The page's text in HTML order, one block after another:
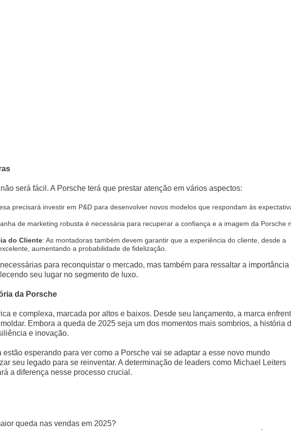
será fácil. A Porsche terá que prestar atenção em vários aspectos:
precisará investir em P&D para desenvolver novos modelos que respondam às
de marketing robusta é necessária para recuperar a confiança e a imagem da Porsche
do Cliente: As montadoras também devem garantir que a experiência do cliente, desde a
aumentando a probabilidade de fidelização.
para reconquistar o mercado, mas também para ressaltar a importância
seu lugar no segmento de luxo.
da Porsche
e complexa, marcada por altos e baixos. Desde seu lançamento, a marca
Embora a queda de 2025 seja um dos momentos mais sombrios, a história
e inovação.
esperando para ver como a Porsche vai se adaptar a esse novo mundo
seu legado para se reinventar. A determinação de leaders como Michael Leiters
a diferença nesse processo crucial.
queda nas vendas em 2025?